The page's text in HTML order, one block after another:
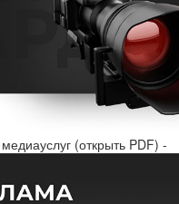
(открыть PDF) -